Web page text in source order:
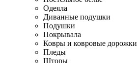
Одеяла
Диванные подушки
Подушки
Покрывала
Ковры и ковровые дорожки
Пледы
Шторы